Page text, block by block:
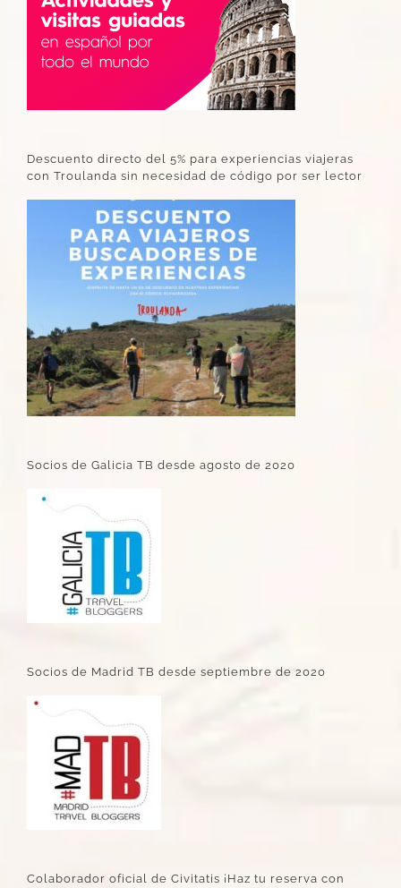
Descuento directo del 5% para experiencias viajeras
con Troulanda sin necesidad de código por ser lector
Socios de Galicia TB desde agosto de 2020
Socios de Madrid TB desde septiembre de 2020
Colaborador oficial de Civitatis ¡Haz tu reserva con